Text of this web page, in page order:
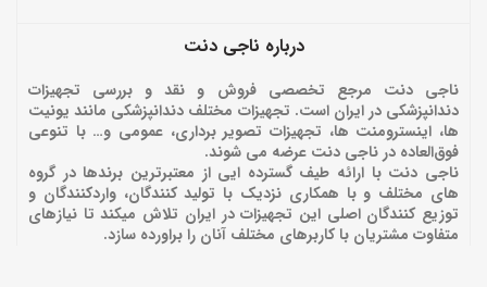
درباره ناجی دنت
ناجی دنت مرجع تخصصی فروش و نقد و بررسی تجهیزات
دندانپزشکی در ایران است. تجهیزات مختلف دندانپزشکی مانند یونیت
ها، اینسترومنت ها، تجهیزات تصویر برداری، عمومی و… با تنوعی
فوق‌العاده در ناجی دنت عرضه می شوند.
ناجی دنت با ارائه‌ طیف گسترده ایی از معتبرترین برندها در گروه
های مختلف و با همکاری نزدیک با تولید کنندگان، واردکنندگان و
توزیع کنندگان اصلی این تجهیزات در ایران تلاش میکند تا نیازهای
متفاوت مشتریان با کاربرهای مختلف آنان را براورده سازد.